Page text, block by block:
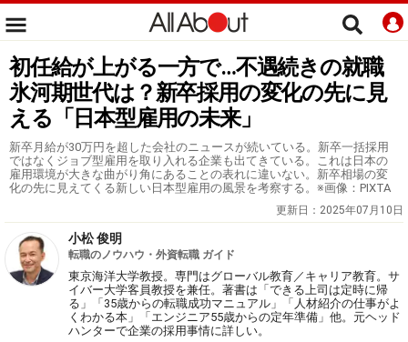
初任給が上がる一方で…不遇続きの就職
氷河期世代は？新卒採用の変化の先に見
える「日本型雇用の未来」
新卒月給が30万円を超した会社のニュースが続いている。新卒一括採用
ではなくジョブ型雇用を取り入れる企業も出てきている。これは日本の
雇用環境が大きな曲がり角にあることの表れに違いない。新卒相場の変
化の先に見えてくる新しい日本型雇用の風景を考察する。※画像：PIXTA
更新日： 2025年07月10日
小松 俊明
転職のノウハウ・外資転職 ガイド
東京海洋大学教授。専門はグローバル教育／キャリア教育。サ
イバー大学客員教授を兼任。著書は「できる上司は定時に帰
る」「35歳からの転職成功マニュアル」「人材紹介の仕事がよ
くわかる本」「エンジニア55歳からの定年準備」他。元ヘッド
ハンターで企業の採用事情に詳しい。